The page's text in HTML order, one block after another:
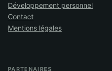
Développement personnel
Contact
Mentions légales
PARTENAIRES